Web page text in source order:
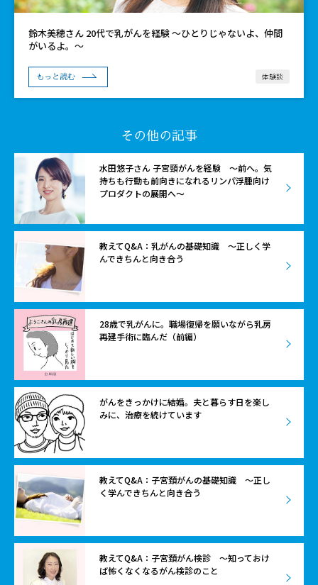
鈴木美穂さん 20代で乳がんを経験 ～ひとりじゃないよ、仲間
がいるよ。～
もっと読む 体験談
その他の記事
水田悠子さん 子宮頸がんを経験 〜前へ。気
持ちも行動も前向きになれるリンパ浮腫向け
プロダクトの展開へ〜
教えてQ&A：乳がんの基礎知識 〜正しく学
んできちんと向き合う
28歳で乳がんに。職場復帰を願いながら乳房
再建手術に臨んだ（前編）
がんをきっかけに結婚。夫と暮らす日を楽し
みに、治療を続けています
教えてQ&A：子宮頚がんの基礎知識 〜正し
く学んできちんと向き合う
教えてQ&A：子宮頚がん検診 〜知っておけ
ば怖くなくなるがん検診のこと